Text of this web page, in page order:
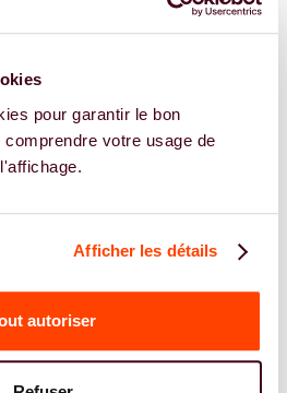
pour garantir le bon
votre usage de
Afficher les détails
autoriser